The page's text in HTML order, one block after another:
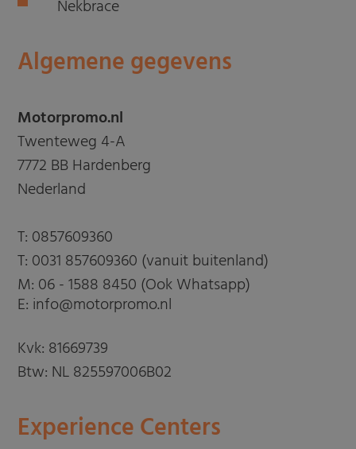
Nekbrace
Algemene gegevens
Motorpromo.nl
Twenteweg 4-A
7772 BB Hardenberg
Nederland
T: 0857609360
T: 0031 857609360 (vanuit buitenland)
M: 06 - 1588 8450 (Ook Whatsapp)
E: info@motorpromo.nl
Kvk: 81669739
Btw: NL 825597006B02
Experience Centers